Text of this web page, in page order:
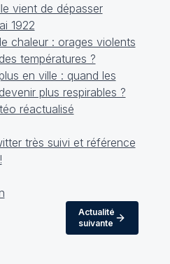
vient de dépasser
1922
chaleur : orages violents
températures ?
en ville : quand les
plus respirables ?
réactualisé
très suivi et référence
Actualité
suivante